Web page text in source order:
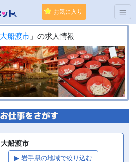
お気に入り
大船渡市 」の求人情報
大船渡市
▶ 岩手県の地域で絞り込む